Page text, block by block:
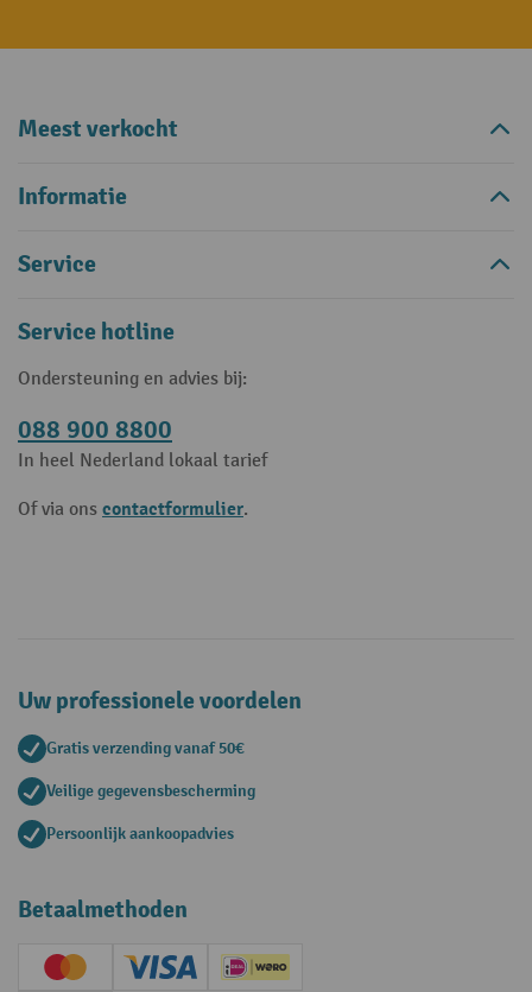
Meest verkocht
Informatie
Service
Service hotline
Ondersteuning en advies bij:
088 900 8800
In heel Nederland lokaal tarief
Of via ons contactformulier.
Uw professionele voordelen
Gratis verzending vanaf 50€
Veilige gegevensbescherming
Persoonlijk aankoopadvies
Betaalmethoden
Creditcard (Master)Creditcard (Visa)iDEAL | Wero